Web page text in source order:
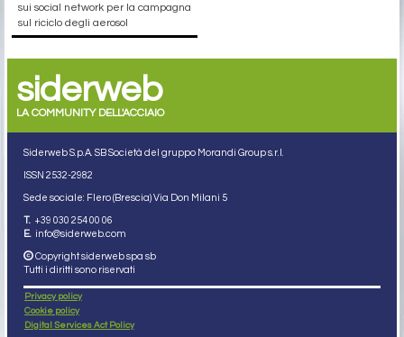
sui social network per la campagna
sul riciclo degli aerosol
siderweb
LA COMMUNITY DELL'ACCIAIO
Siderweb S.p.A. SB Società del gruppo Morandi Group s.r.l.
ISSN 2532-2982
Sede sociale: Flero (Brescia) Via Don Milani 5
T. +39 030 254 00 06
E. info@siderweb.com
Copyright siderweb spa sb
Tutti i diritti sono riservati
Privacy policy
Cookie policy
Digital Services Act Policy